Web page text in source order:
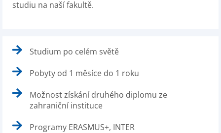
studiu na naší fakultě.
Studium po celém světě
Pobyty od 1 měsíce do 1 roku
Možnost získání druhého diplomu ze
zahraniční instituce
Programy ERASMUS+, INTER